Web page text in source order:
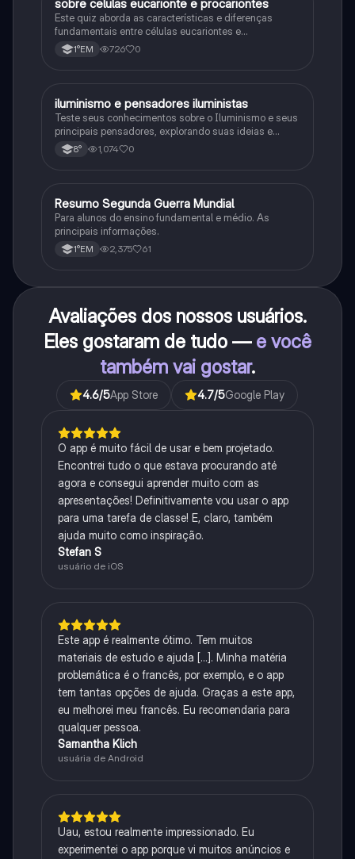
Biologia
sobre celulas eucarionte e procariontes
Este quiz aborda as características e diferenças
fundamentais entre células eucariontes e
procariontes.
1°EM 726 0
História
iluminismo e pensadores iluministas
Teste seus conhecimentos sobre o Iluminismo e seus
principais pensadores, explorando suas ideias e
impacto histórico.
8° 1,074 0
História
Resumo Segunda Guerra Mundial
Para alunos do ensino fundamental e médio. As
principais informações.
1°EM 2,375 61
Avaliações dos nossos usuários.
Eles gostaram de tudo — e você
também vai gostar.
4.6/5App Store 4.7/5Google Play
O app é muito fácil de usar e bem projetado.
Encontrei tudo o que estava procurando até
agora e consegui aprender muito com as
apresentações! Definitivamente vou usar o app
para uma tarefa de classe! E, claro, também
ajuda muito como inspiração.
Stefan S
usuário de iOS
Este app é realmente ótimo. Tem muitos
materiais de estudo e ajuda [...]. Minha matéria
problemática é o francês, por exemplo, e o app
tem tantas opções de ajuda. Graças a este app,
eu melhorei meu francês. Eu recomendaria para
qualquer pessoa.
Samantha Klich
usuária de Android
Uau, estou realmente impressionado. Eu
experimentei o app porque vi muitos anúncios e